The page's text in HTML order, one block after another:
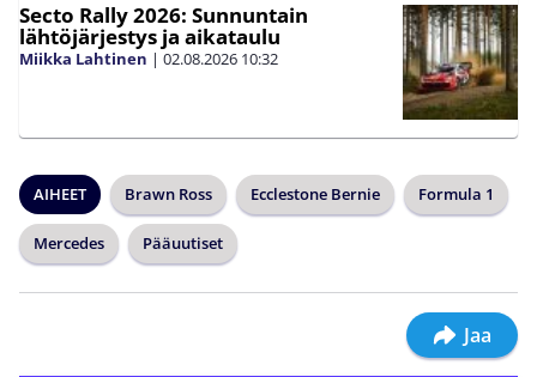
Secto Rally 2026: Sunnuntain
lähtöjärjestys ja aikataulu
Miikka Lahtinen | 02.08.2026 10:32
AIHEET Brawn Ross Ecclestone Bernie Formula 1
Mercedes Pääuutiset
Jaa